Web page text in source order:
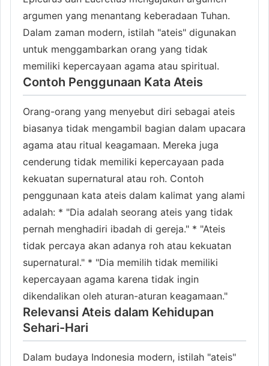
argumen yang menantang keberadaan Tuhan.
Dalam zaman modern, istilah "ateis" digunakan
untuk menggambarkan orang yang tidak
memiliki kepercayaan agama atau spiritual.
Contoh Penggunaan Kata Ateis
Orang-orang yang menyebut diri sebagai ateis
biasanya tidak mengambil bagian dalam upacara
agama atau ritual keagamaan. Mereka juga
cenderung tidak memiliki kepercayaan pada
kekuatan supernatural atau roh. Contoh
penggunaan kata ateis dalam kalimat yang alami
adalah: * "Dia adalah seorang ateis yang tidak
pernah menghadiri ibadah di gereja." * "Ateis
tidak percaya akan adanya roh atau kekuatan
supernatural." * "Dia memilih tidak memiliki
kepercayaan agama karena tidak ingin
dikendalikan oleh aturan-aturan keagamaan."
Relevansi Ateis dalam Kehidupan
Sehari-Hari
Dalam budaya Indonesia modern, istilah "ateis"